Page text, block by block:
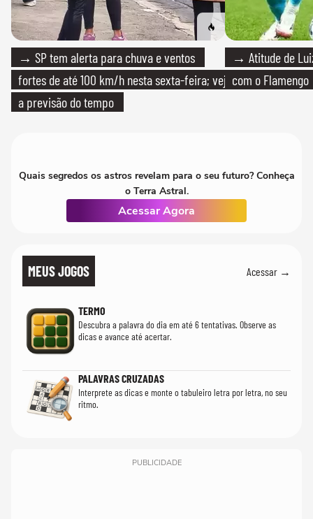
→ SP tem alerta para chuva e ventos
fortes de até 100 km/h nesta sexta-feira; veja
a previsão do tempo
→ Atitude de
com o Flamengo
Quais segredos os astros revelam para o seu futuro? Conheça
o Terra Astral.
Acessar Agora
MEUS JOGOS Acessar →
TERMO
Descubra a palavra do dia em até 6 tentativas. Observe as
dicas e avance até acertar.
PALAVRAS CRUZADAS
Interprete as dicas e monte o tabuleiro letra por letra, no seu
ritmo.
PUBLICIDADE